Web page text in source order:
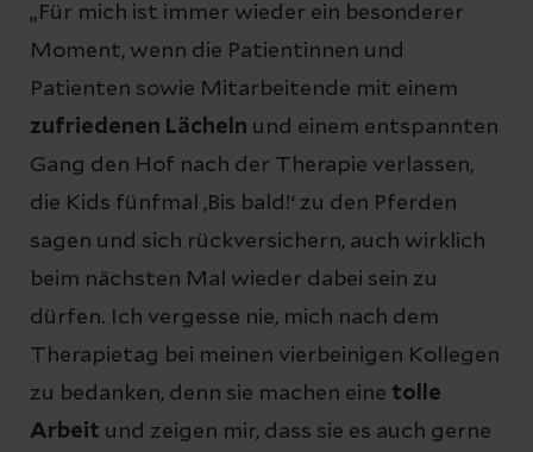
„Für mich ist immer wieder ein besonderer
Moment, wenn die Patientinnen und
Patienten sowie Mitarbeitende mit einem
zufriedenen Lächeln und einem entspannten
Gang den Hof nach der Therapie verlassen,
die Kids fünfmal ‚Bis bald!‘ zu den Pferden
sagen und sich rückversichern, auch wirklich
beim nächsten Mal wieder dabei sein zu
dürfen. Ich vergesse nie, mich nach dem
Therapietag bei meinen vierbeinigen Kollegen
zu bedanken, denn sie machen eine tolle
Arbeit und zeigen mir, dass sie es auch gerne